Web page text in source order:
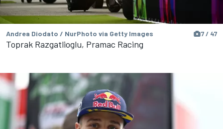
Andrea Diodato / NurPhoto via Getty Images 7 / 47
Toprak Razgatlioglu, Pramac Racing